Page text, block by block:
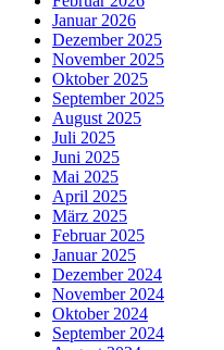
Januar 2026
Dezember 2025
November 2025
Oktober 2025
September 2025
August 2025
Juli 2025
Juni 2025
Mai 2025
April 2025
März 2025
Februar 2025
Januar 2025
Dezember 2024
November 2024
Oktober 2024
September 2024